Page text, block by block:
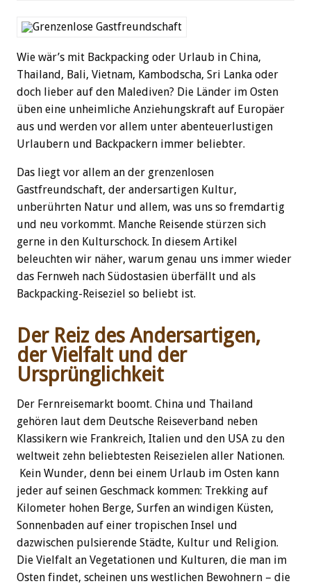
Wie wär’s mit Backpacking oder Urlaub in China,
Thailand, Bali, Vietnam, Kambodscha, Sri Lanka oder
doch lieber auf den Malediven? Die Länder im Osten
üben eine unheimliche Anziehungskraft auf Europäer
aus und werden vor allem unter abenteuerlustigen
Urlaubern und Backpackern immer beliebter.
Das liegt vor allem an der grenzenlosen
Gastfreundschaft, der andersartigen Kultur,
unberührten Natur und allem, was uns so fremdartig
und neu vorkommt. Manche Reisende stürzen sich
gerne in den Kulturschock. In diesem Artikel
beleuchten wir näher, warum genau uns immer wieder
das Fernweh nach Südostasien überfällt und als
Backpacking-Reiseziel so beliebt ist.
Der Reiz des Andersartigen,
der Vielfalt und der
Ursprünglichkeit
Der Fernreisemarkt boomt. China und Thailand
gehören laut dem Deutsche Reiseverband neben
Klassikern wie Frankreich, Italien und den USA zu den
weltweit zehn beliebtesten Reisezielen aller Nationen.
Kein Wunder, denn bei einem Urlaub im Osten kann
jeder auf seinen Geschmack kommen: Trekking auf
Kilometer hohen Berge, Surfen an windigen Küsten,
Sonnenbaden auf einer tropischen Insel und
dazwischen pulsierende Städte, Kultur und Religion.
Die Vielfalt an Vegetationen und Kulturen, die man im
Osten findet, scheinen uns westlichen Bewohnern – die